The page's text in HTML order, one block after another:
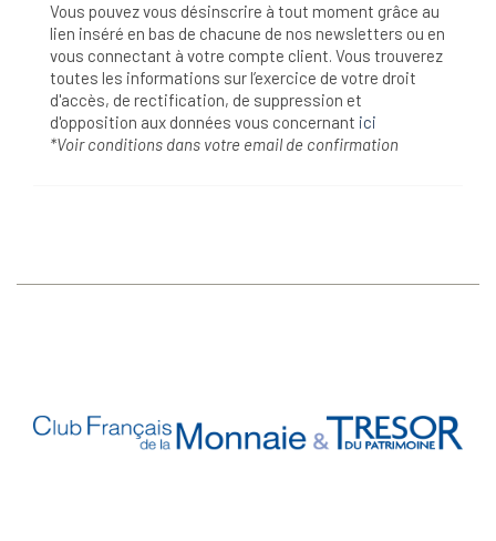
Vous pouvez vous désinscrire à tout moment grâce au
lien inséré en bas de chacune de nos newsletters ou en
vous connectant à votre compte client. Vous trouverez
toutes les informations sur l’exercice de votre droit
d'accès, de rectification, de suppression et
d'opposition aux données vous concernant ici
*Voir conditions dans votre email de confirmation